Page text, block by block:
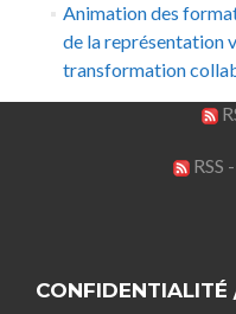
Animation des
de la représentation
transformation
RSS
CONFIDENTIALITÉ